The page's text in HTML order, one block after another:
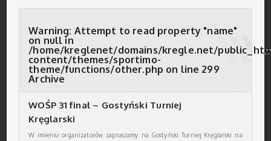
Warning: Attempt to read property "name"
on null in
/home/kreglenet/domains/kregle.net/
content/themes/sportimo-
theme/functions/other.php on line 299
Archive
WOŚP 31 finał – Gostyński Turniej
Kręglarski
W imieniu organizatorów zapraszamy na Gostyński Turniej Kręglarski na